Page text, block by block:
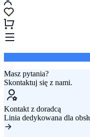
Masz pytania?
Skontaktuj się z nami.
Kontakt z doradcą
Linia dedykowana dla